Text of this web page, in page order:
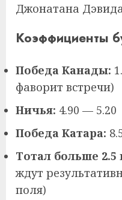
Джонатана
Коэффициенты
Победа Канады:
фаворит встречи)
Ничья: 4.90 — 5.20
Победа Катара:
Тотал больше 2.5
ждут
поля)